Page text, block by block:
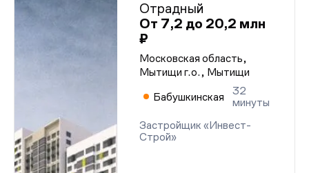
Отрадный
От 7,2 до 20,2 млн
₽
Московская область,
Мытищи г.о., Мытищи
Бабушкинская
32
минуты
Застройщик «Инвест-
Строй»